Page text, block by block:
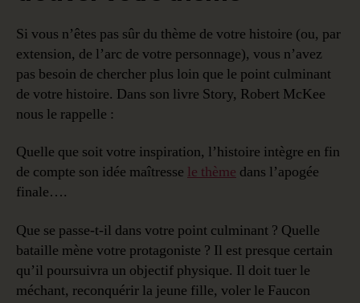
Si vous n’êtes pas sûr du thème de votre histoire (ou, par
extension, de l’arc de votre personnage), vous n’avez
pas besoin de chercher plus loin que le point culminant
de votre histoire. Dans son livre Story, Robert McKee
nous le rappelle :
Quelle que soit votre inspiration, l’histoire intègre en fin
de compte son idée maîtresse le thème dans l’apogée
finale….
Que se passe-t-il dans votre point culminant ? Quelle
bataille mène votre protagoniste ? Il est presque certain
qu’il poursuivra un objectif physique. Il doit tuer le
méchant, reconquérir la jeune fille, voler le Faucon